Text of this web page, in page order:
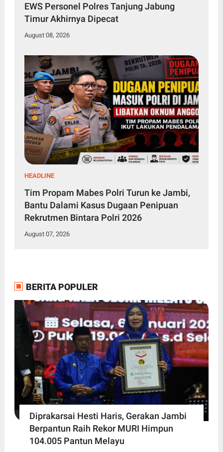
EWS Personel Polres Tanjung Jabung
Timur Akhirnya Dipecat
August 08, 2026
HEADLINE
Tim Propam Mabes Polri Turun ke Jambi,
Bantu Dalami Kasus Dugaan Penipuan
Rekrutmen Bintara Polri 2026
August 07, 2026
BERITA POPULER
Diprakarsai Hesti Haris, Gerakan Jambi
Berpantun Raih Rekor MURI Himpun
104.005 Pantun Melayu